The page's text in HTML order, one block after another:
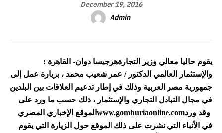
December 19, 2016
Admin
هرجيسا دوان- القاهرة :يقوم حاليا معالي وزير التجارة
والإستثمار العالمي الدكتور / عمر شعيب محمد ، بزيارة عمل إلى
جمهورية مصر العربية وذلك في إطار تدعيم العلاقات بين البلدين
في مجال التبادل التجاري والإستثمار ، ذلك حسب ما ورد على
الموقع الإخباري المصري www.gomhuriaonline.comوقد ورد
في الأنباء التي نشرت على ذلك الموقع حول الزيارة التي يقوم